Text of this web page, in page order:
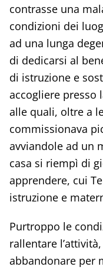
contrasse una
condizioni dei
ad una lunga
di dedicarsi al
di istruzione e
accogliere presso
alle quali, oltre a
commissionava
avviandole ad un
casa si riempì di
apprendere, cui
istruzione e
Purtroppo le
rallentare
abbandonare per